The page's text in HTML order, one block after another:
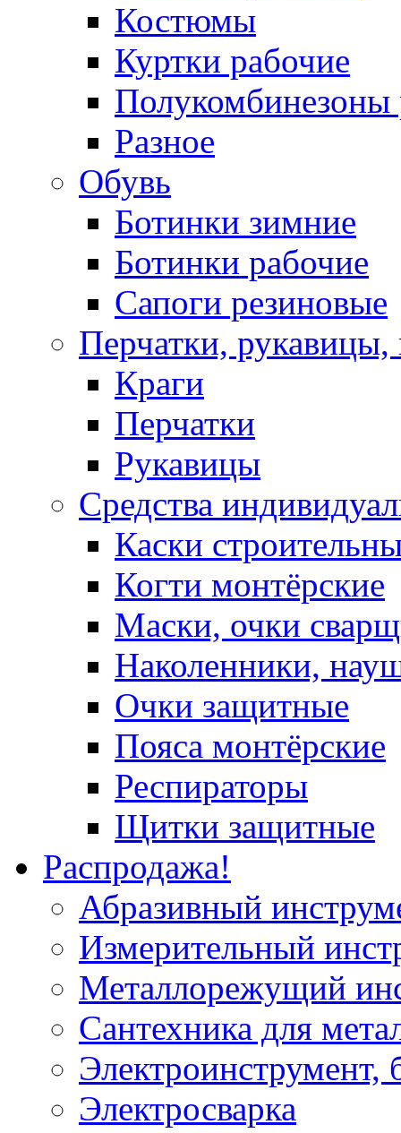
Костюмы
Куртки рабочие
Полукомбинезоны
Разное
Обувь
Ботинки зимние
Ботинки рабочие
Сапоги резиновые
Перчатки, рукавицы,
Краги
Перчатки
Рукавицы
Средства
Каски
Когти монтёрские
Маски, очки
Наколенники,
Очки защитные
Пояса монтёрские
Респираторы
Щитки защитные
Распродажа!
Абразивный
Измерительный
Металлорежущий
Сантехника для
Электроинструмент,
Электросварка